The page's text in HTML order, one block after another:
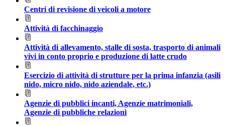
Centri di revisione di veicoli a motore
Attività di facchinaggio
Attività di allevamento, stalle di sosta, trasporto di animali
vivi in conto proprio e produzione di latte crudo
Esercizio di attività di strutture per la prima infanzia (asili
nido, micro nido, nido aziendale, etc.)
Agenzie di pubblici incanti, Agenzie matrimoniali,
Agenzie di pubbliche relazioni